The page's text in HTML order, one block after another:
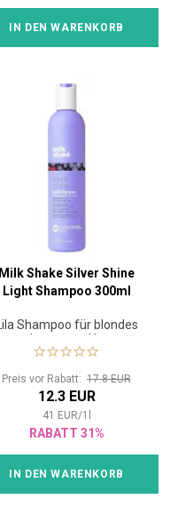
IN DEN WARENKORB
Milk Shake Silver Shine
Light Shampoo 300ml
Lila Shampoo für blondes
oder graues Haar
Preis vor Rabatt: 17.8 EUR
12.3 EUR
41 EUR/1
RABATT 31%
IN DEN WARENKORB